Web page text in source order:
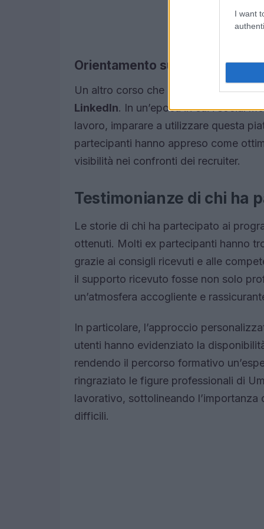
I want
Orientamento su LinkedIn
Un altro corso che ha riscosso
LinkedIn. In un’epoca in cui i social
lavoro, imparare a utilizzare questa
partecipanti hanno appreso come
visibilità nei confronti dei recruiter.
Testimonianze di chi ha
Le storie di chi ha partecipato ai
ottenuti. Molti ex partecipanti hanno
grazie ai consigli ricevuti e alle
il supporto ricevuto fosse non solo
un’atmosfera accogliente e
In particolare, l’approccio
utenti hanno evidenziato la
rendendo il percorso formativo
ringraziato le figure professionali di
lavorativo, sottolineando
difficili.